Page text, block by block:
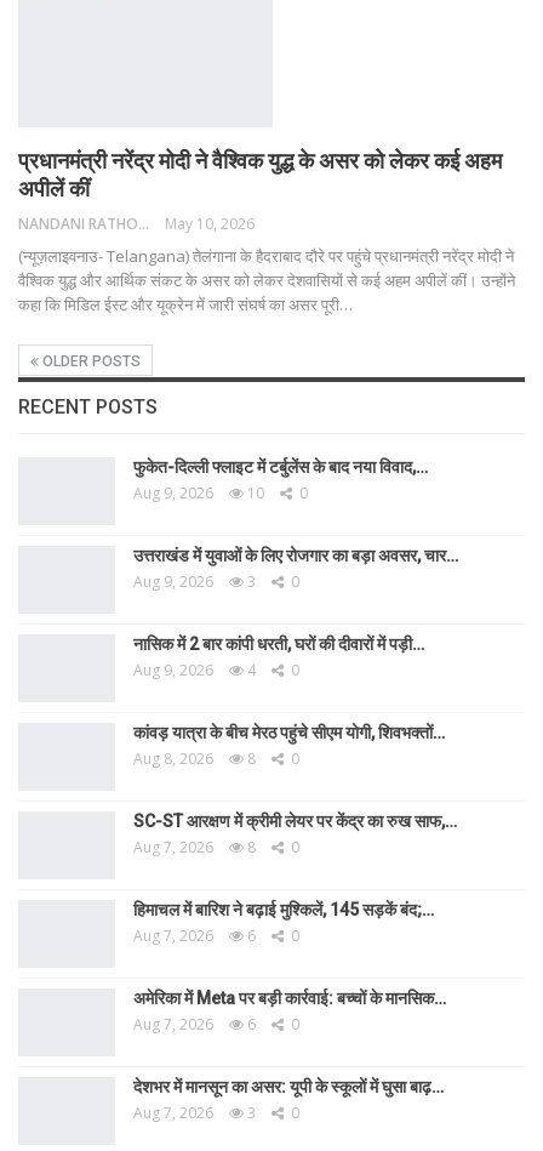
प्रधानमंत्री नरेंद्र मोदी ने वैश्विक युद्ध के असर को लेकर कई अहम
अपीलें कीं
NANDANI RATHORE May 10, 2026
(न्यूज़लाइवनाउ- Telangana) तेलंगाना के हैदराबाद दौरे पर पहुंचे प्रधानमंत्री नरेंद्र मोदी ने
वैश्विक युद्ध और आर्थिक संकट के असर को लेकर देशवासियों से कई अहम अपीलें कीं। उन्होंने
कहा कि मिडिल ईस्ट और यूक्रेन में जारी संघर्ष का असर पूरी…
OLDER POSTS
RECENT POSTS
फुकेत-दिल्ली फ्लाइट में टर्बुलेंस के बाद नया विवाद,…
Aug 9, 2026 10 0
उत्तराखंड में युवाओं के लिए रोजगार का बड़ा अवसर, चार…
Aug 9, 2026 3 0
नासिक में 2 बार कांपी धरती, घरों की दीवारों में पड़ी…
Aug 9, 2026 4 0
कांवड़ यात्रा के बीच मेरठ पहुंचे सीएम योगी, शिवभक्तों…
Aug 8, 2026 8 0
SC-ST आरक्षण में क्रीमी लेयर पर केंद्र का रुख साफ,…
Aug 7, 2026 8 0
हिमाचल में बारिश ने बढ़ाई मुश्किलें, 145 सड़कें बंद;…
Aug 7, 2026 6 0
अमेरिका में Meta पर बड़ी कार्रवाई: बच्चों के मानसिक…
Aug 7, 2026 6 0
देशभर में मानसून का असर: यूपी के स्कूलों में घुसा बाढ़…
Aug 7, 2026 3 0